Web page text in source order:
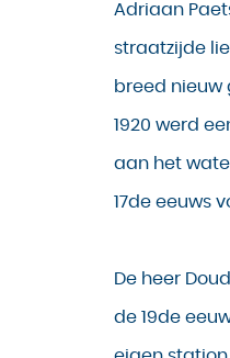
Adriaan
straatzijde
breed nieuw
1920 werd
aan het
17de eeuws
De heer
de 19de